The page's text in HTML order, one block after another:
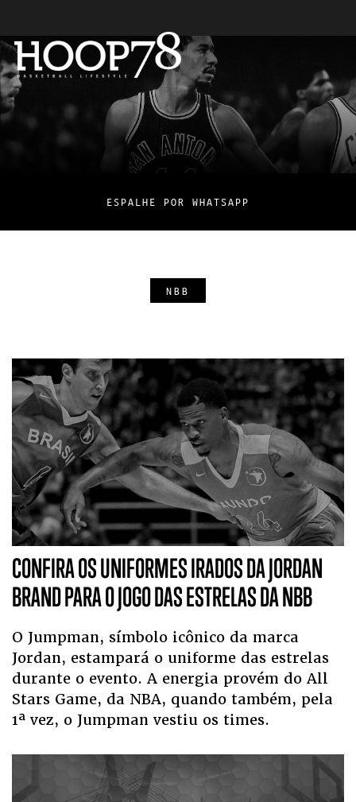
ESPALHE POR WHATSAPP
NBB
CONFIRA OS UNIFORMES IRADOS DA JORDAN
BRAND PARA O JOGO DAS ESTRELAS DA NBB
O Jumpman, símbolo icônico da marca
Jordan, estampará o uniforme das estrelas
durante o evento. A energia provém do All
Stars Game, da NBA, quando também, pela
1ª vez, o Jumpman vestiu os times.